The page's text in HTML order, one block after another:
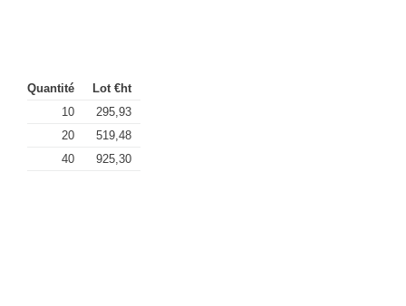
Quantité
Lot €ht
10
295,93
20
519,48
40
925,30